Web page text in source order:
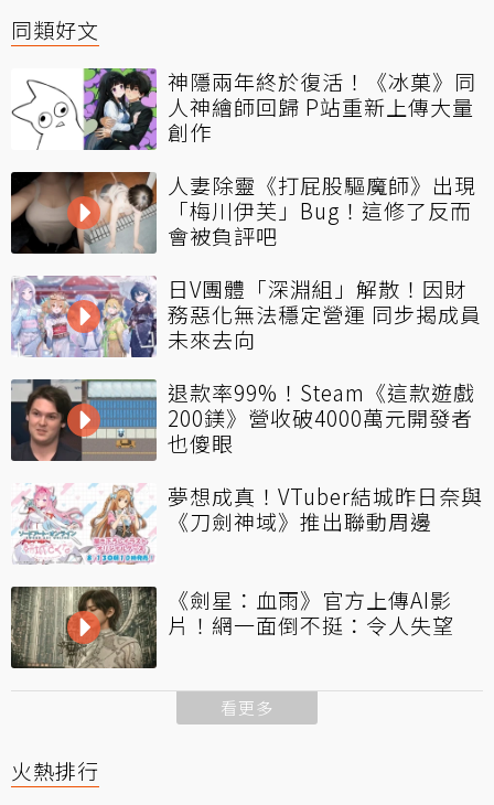
同類好文
神隱兩年終於復活！《冰菓》同
人神繪師回歸 P站重新上傳大量
創作
人妻除靈《打屁股驅魔師》出現
「梅川伊芙」Bug！這修了反而
會被負評吧
日V團體「深淵組」解散！因財
務惡化無法穩定營運 同步揭成員
未來去向
退款率99%！Steam《這款遊戲
200鎂》營收破4000萬元開發者
也傻眼
夢想成真！VTuber結城昨日奈與
《刀劍神域》推出聯動周邊
《劍星：血雨》官方上傳AI影
片！網一面倒不挺：令人失望
看更多
火熱排行